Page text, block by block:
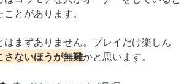
とがあります。
はまずありません。プレイだけ楽しん
さないほうが無難かと思います。